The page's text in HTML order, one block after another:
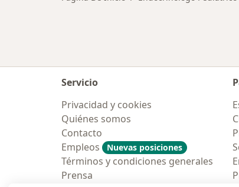
Servicio
Privacidad y cookies
Quiénes somos
Contacto
Empleos
Nuevas posiciones
Términos y condiciones generales
Prensa